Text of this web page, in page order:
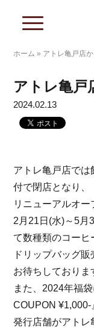
ホーム » アトレ亀戸店
アトレ亀戸
2024.02.13
アトレ亀戸店では
付で閉店となり、
リニューアルオー
2月21日(水)～5月
て数種類のコーヒ
ドリップバッグ販
お待ちしておりま
また、2024年福
COUPON ¥1,000‐
発行店舗がアトレ